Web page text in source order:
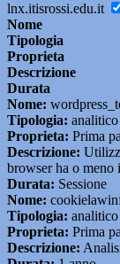
lnx.itisrossi.edu.it
Nome
Tipologia
Proprieta
Descrizione
Durata
Nome:
Tipologia: analitico
Proprieta: Prima
Descrizione:
browser ha o
Durata: Sessione
Nome:
Tipologia: analitico
Proprieta: Prima
Descrizione: